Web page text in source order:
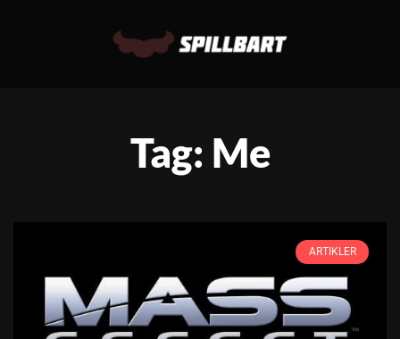
Tag: Me
ARTIKLER